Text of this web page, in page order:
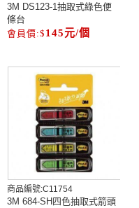
3M DS123-1抽取式綠色便
條台
145元/個
商品編號:C11754
3M 684-SH四色抽取式箭頭